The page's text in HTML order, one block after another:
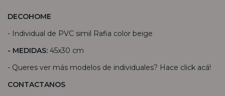
DECOHOME
- Individual de PVC simil Rafia color beige
- MEDIDAS: 45x30 cm
- Queres ver más modelos de individuales? Hace click acá!
CONTACTANOS